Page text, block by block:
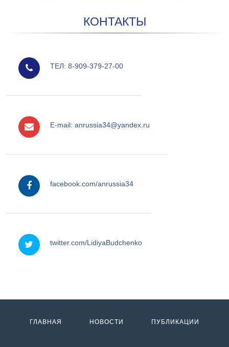
КОНТАКТЫ
ТЕЛ: 8-909-379-27-00
E-mail: anrussia34@yandex.ru
facebook.com/anrussia34
twitter.com/LidiyaBudchenko
ГЛАВНАЯ НОВОСТИ ПУБЛИКАЦИИ